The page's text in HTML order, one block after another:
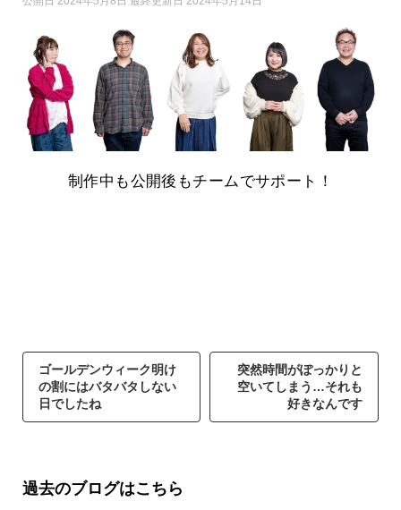
制作中も公開後もチームでサポート！
ゴールデンウィーク明け
の割にはバタバタしない
日でしたね
突然時間がぽっかりと
空いてしまう…それも
好きなんです
過去のブログはこちら